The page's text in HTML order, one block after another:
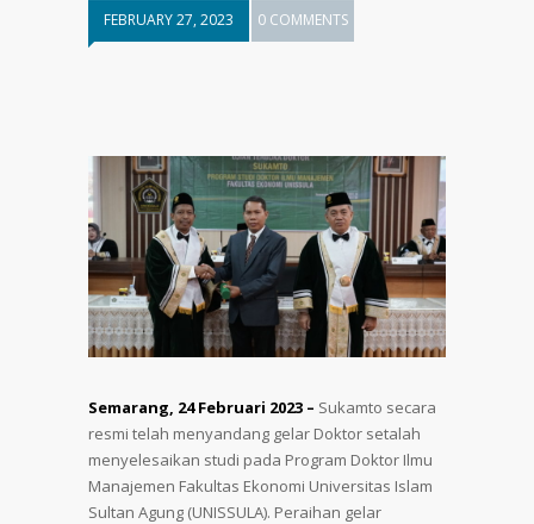
FEBRUARY 27, 2023 0 COMMENTS
Semarang, 24 Februari 2023 – Sukamto secara
resmi telah menyandang gelar Doktor setalah
menyelesaikan studi pada Program Doktor Ilmu
Manajemen Fakultas Ekonomi Universitas Islam
Sultan Agung (UNISSULA). Peraihan gelar